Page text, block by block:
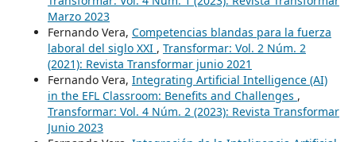
Marzo 2023
Fernando Vera, Competencias blandas para la fuerza
laboral del siglo XXI , Transformar: Vol. 2 Núm. 2
(2021): Revista Transformar junio 2021
Fernando Vera, Integrating Artificial Intelligence (AI)
in the EFL Classroom: Benefits and Challenges ,
Transformar: Vol. 4 Núm. 2 (2023): Revista Transformar
Junio 2023